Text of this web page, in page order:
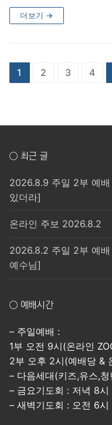
더보기 →
글
페
지
매
1 2 3 4
○ 최근 글
2026.8.9 주일 2부 예
있더라]
온라인 주보 2026.8.2
2026.8.2 주일 2부 예
예수님]
○ 예배시간
– 주일예배 :
1부 오전 9시(온라인
2부 오후 2시(예배당 &
– 다음세대(키즈,유스,
– 금요기도회 : 저녁 8시
– 새벽기도회 : 오전 6